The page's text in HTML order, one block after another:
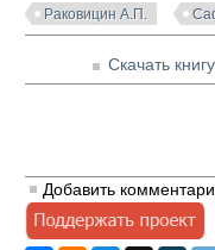
Раковицин А.П.
Скачать
Добавить